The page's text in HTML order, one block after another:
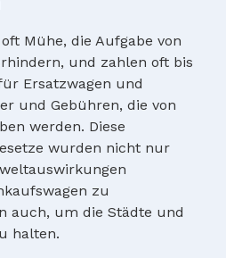
Mühe, die Aufgabe von
und zahlen oft bis
Ersatzwagen und
und Gebühren, die von
werden. Diese
wurden nicht nur
zu
auch, um die Städte und
halten.